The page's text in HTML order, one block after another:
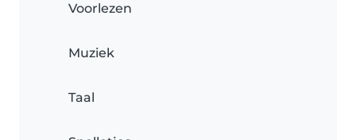
Voorlezen
Muziek
Taal